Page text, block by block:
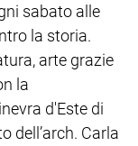
sabato alle
la storia.
arte grazie
la
d'Este di
dell’arch. Carla